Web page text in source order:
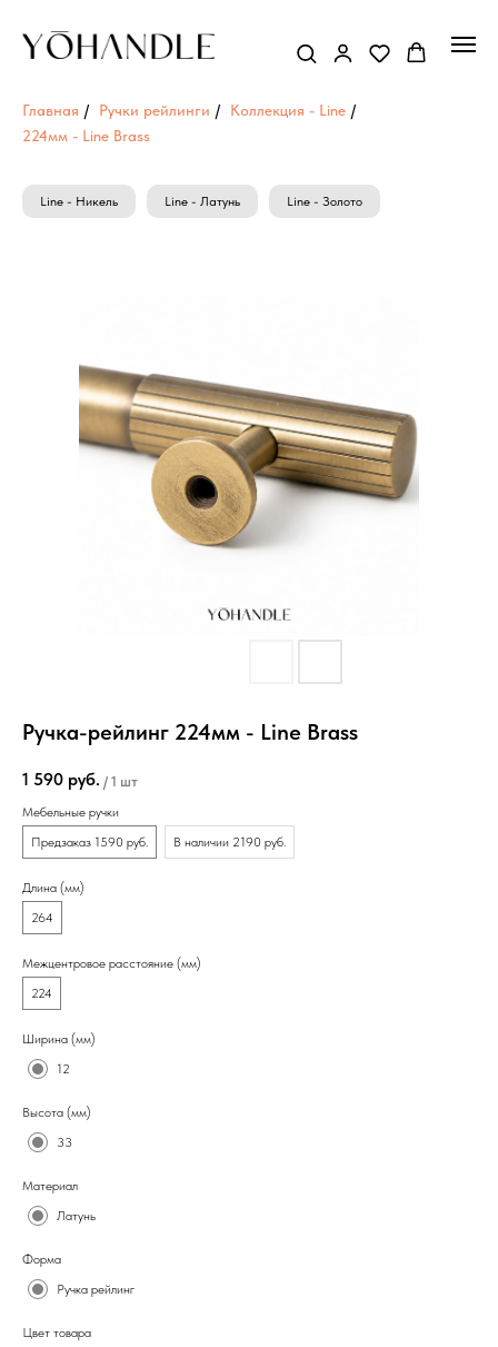
Главная / Ручки рейлинги / Коллекция - Line /
224мм - Line Brass
Line - Никель Line - Латунь Line - Золото
Ручка-рейлинг 224мм - Line Brass
1 590 руб. / 1 шт
Мебельные ручки
Предзаказ 1590 руб.
В наличии 2190 руб.
Длина (мм)
264
Межцентровое расстояние (мм)
224
Ширина (мм)
12
Высота (мм)
33
Материал
Латунь
Форма
Ручка рейлинг
Цвет товара